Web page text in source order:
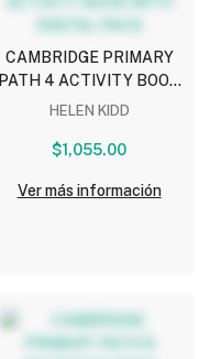
CAMBRIDGE PRIMARY
PATH 4 ACTIVITY BOOK
WITH DIGITAL PACK
HELEN KIDD
$1,055.00
Ver más información